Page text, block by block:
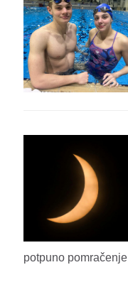
potpuno pomračenje